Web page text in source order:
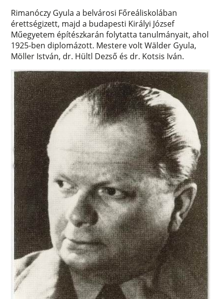
Rimanóczy Gyula a belvárosi Főreáliskolában
érettségizett, majd a budapesti Királyi József
Műegyetem építészkarán folytatta tanulmányait, ahol
1925-ben diplomázott. Mestere volt Wälder Gyula,
Möller István, dr. Hültl Dezső és dr. Kotsis Iván.